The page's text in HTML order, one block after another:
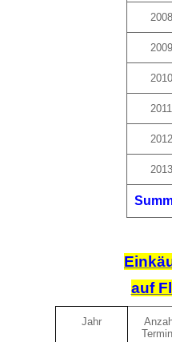
2008
2009
2010
2011
2012
2013
auf
Jahr